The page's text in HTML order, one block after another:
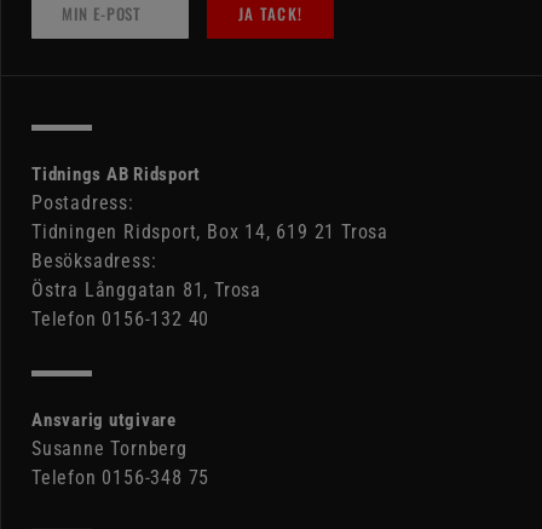
JA TACK!
Tidnings AB Ridsport
Postadress:
Tidningen Ridsport, Box 14, 619 21 Trosa
Besöksadress:
Östra Långgatan 81, Trosa
Telefon 0156-132 40
Ansvarig utgivare
Susanne Tornberg
Telefon 0156-348 75